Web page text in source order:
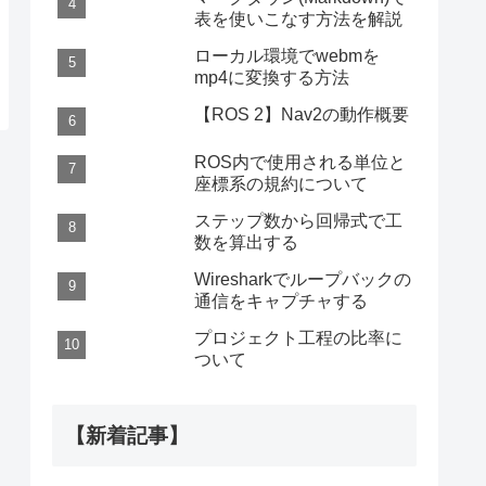
表を使いこなす方法を解説
ローカル環境でwebmを
mp4に変換する方法
【ROS 2】Nav2の動作概要
ROS内で使用される単位と
座標系の規約について
ステップ数から回帰式で工
数を算出する
Wiresharkでループバックの
通信をキャプチャする
プロジェクト工程の比率に
ついて
【新着記事】